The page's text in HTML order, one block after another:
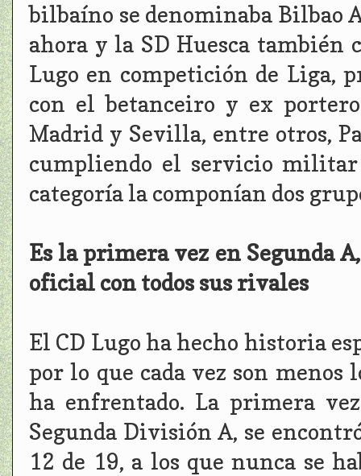
bilbaíno se denominaba Bilbao
ahora y la SD Huesca también
Lugo en competición de Liga,
con el betanceiro y ex
Madrid y Sevilla, entre otros,
cumpliendo el servicio militar
categoría la componían dos
Es la primera vez en Segunda
oficial con todos sus rivales
El CD Lugo ha hecho historia
por lo que cada vez son menos
ha enfrentado. La primera
Segunda División A, se
12 de 19, a los que nunca se